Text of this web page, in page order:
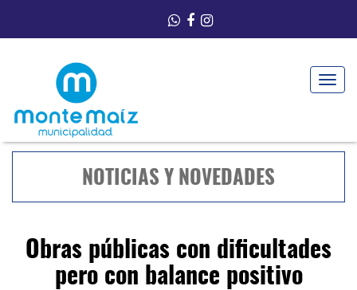
Toggle
NOTICIAS Y NOVEDADES
Obras públicas con dificultades
pero con balance positivo